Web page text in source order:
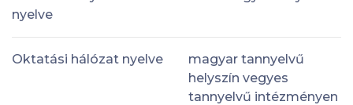
nyelve
Oktatási hálózat nyelve
magyar tannyelvű
helyszín vegyes
tannyelvű intézményen